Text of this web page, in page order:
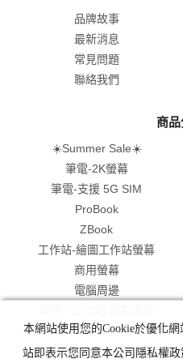
品牌故事
最新消息
常見問題
聯絡我們
商
☀️Summer Sale☀️
筆電-2K螢幕
筆電-支援 5G SIM
ProBook
ZBook
工作站-繪圖工作站螢幕
商用螢幕
電腦周邊
【HP 員購專區】
本網站使用您的Cookie於優化
站即表示您同意本公司隱私權